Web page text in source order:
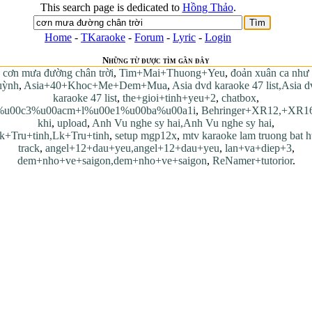
This search page is dedicated to Hồng Thảo.
Home - TKaraoke - Forum - Lyric - Login
Những từ được tìm gần đây
cơn mưa đường chân trời, Tim+Mai+Thuong+Yeu, đoản xuân ca như
, Asia+40+Khoc+Me+Dem+Mua, Asia dvd karaoke 47 list,Asia
karaoke 47 list, the+gioi+tinh+yeu+2, chatbox,
,
khi, upload, Anh Vu nghe sy hai,Anh Vu nghe sy hai,
, setup mgp12x, mtv karaoke lam truong bat
track, angel+12+dau+yeu,angel+12+dau+yeu, lan+va+diep+3,
dem+nho+ve+saigon,dem+nho+ve+saigon, ReNamer+tutorior.